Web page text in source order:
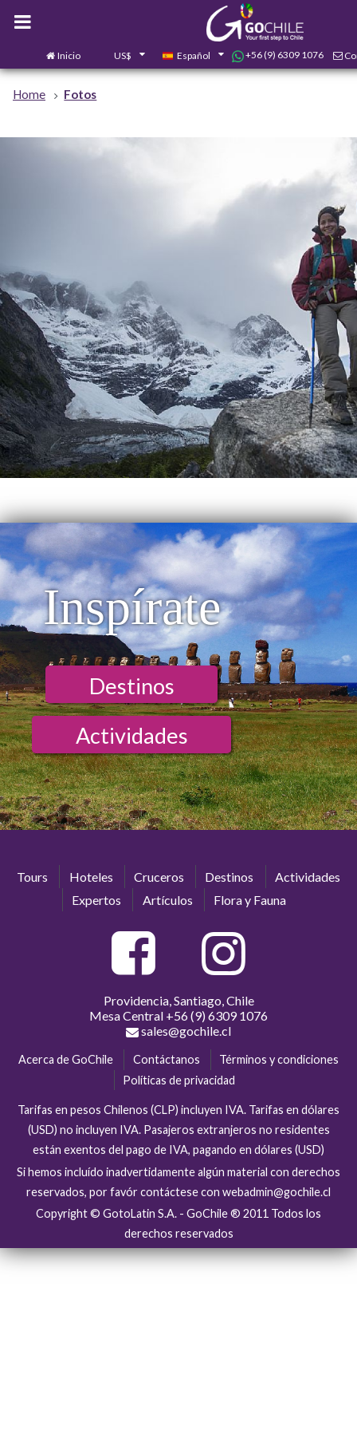
Inicio US$ Español +56 (9) 6309 1076
Home Fotos
Inspírate
Destinos
Actividades
Tours Hoteles Cruceros Destinos
Actividades
Expertos
Artículos Flora y Fauna
Providencia, Santiago, Chile
Mesa Central +56 (9) 6309 1076
sales@gochile.cl
Acerca de GoChile Contáctanos
Términos y condiciones
Políticas de privacidad
Tarifas en pesos Chilenos (CLP) incluyen IVA. Tarifas en dólares
(USD) no incluyen IVA. Pasajeros extranjeros no residentes
están exentos del pago de IVA, pagando en dólares (USD)
Si hemos incluído inadvertidamente algún material con derechos
reservados, por favór contáctese con webadmin@gochile.cl
Copyright © GotoLatin S.A. - GoChile ® 2011 Todos los
derechos reservados